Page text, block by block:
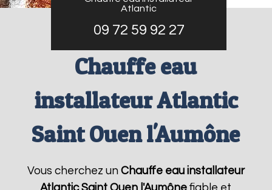
Atlantic
09 72 59 92 27
Chauffe eau
installateur Atlantic
Saint Ouen l'Aumône
Vous cherchez un Chauffe eau installateur